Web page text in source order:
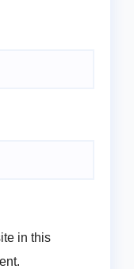
in this